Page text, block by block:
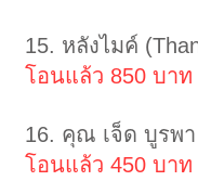
15. หลังไมค์
โอนแล้ว 850 บาท
16. คุณ เจ็ด บูรพ
โอนแล้ว 450 บาท